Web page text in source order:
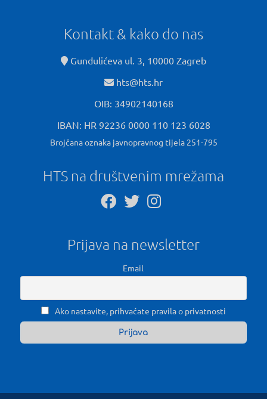
Kontakt & kako do nas
Gundulićeva ul. 3, 10000 Zagreb
hts@hts.hr
OIB: 34902140168
IBAN: HR 92236 0000 110 123 6028
Brojčana oznaka javnopravnog tijela 251-795
HTS na društvenim mrežama
Prijava na newsletter
Email
Ako nastavite, prihvaćate pravila o privatnosti